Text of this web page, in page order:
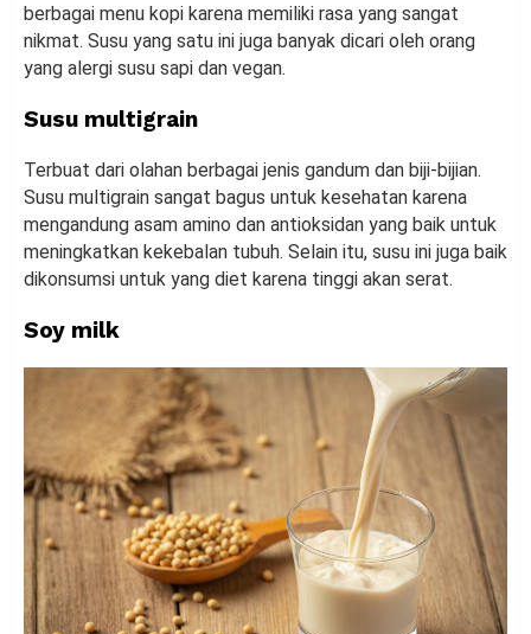
berbagai menu kopi karena memiliki rasa yang sangat
nikmat. Susu yang satu ini juga banyak dicari oleh orang
yang alergi susu sapi dan vegan.
Susu multigrain
Terbuat dari olahan berbagai jenis gandum dan biji-bijian.
Susu multigrain sangat bagus untuk kesehatan karena
mengandung asam amino dan antioksidan yang baik untuk
meningkatkan kekebalan tubuh. Selain itu, susu ini juga baik
dikonsumsi untuk yang diet karena tinggi akan serat.
Soy milk